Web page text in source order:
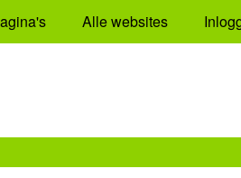
Alle websites